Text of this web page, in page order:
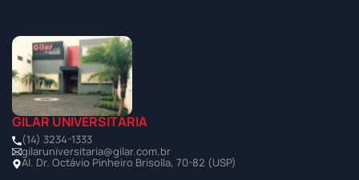
GILAR UNIVERSITÁRIA
(14) 3234-1333
gilaruniversitaria@gilar.com.br
Al. Dr. Octávio Pinheiro Brisolla, 70-82 (USP)